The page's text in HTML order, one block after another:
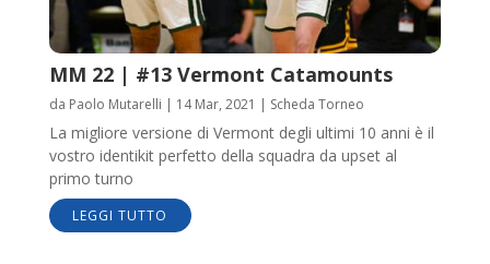
MM 22 | #13 Vermont Catamounts
da Paolo Mutarelli | 14 Mar, 2021 | Scheda Torneo
La migliore versione di Vermont degli ultimi 10 anni è il
vostro identikit perfetto della squadra da upset al
primo turno
LEGGI TUTTO